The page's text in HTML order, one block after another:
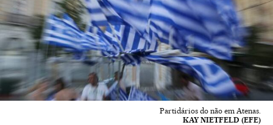
Partidários do não em Atenas.
KAY NIETFELD (EFE)